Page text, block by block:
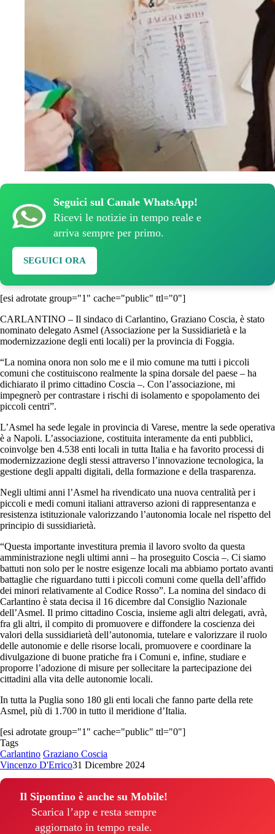
Seguici sul Canale WhatsApp!
Ricevi le notizie in tempo reale e
arriva sempre per primo.
SEGUICI ORA
[esi adrotate group="1" cache="public" ttl="0"]
CARLANTINO – Il sindaco di Carlantino, Graziano Coscia, è stato
nominato delegato Asmel (Associazione per la Sussidiarietà e la
modernizzazione degli enti locali) per la provincia di Foggia.
“La nomina onora non solo me e il mio comune ma tutti i piccoli
comuni che costituiscono realmente la spina dorsale del paese – ha
dichiarato il primo cittadino Coscia –. Con l’associazione, mi
impegnerò per contrastare i rischi di isolamento e spopolamento dei
piccoli centri”.
L’Asmel ha sede legale in provincia di Varese, mentre la sede operativa
è a Napoli. L’associazione, costituita interamente da enti pubblici,
coinvolge ben 4.538 enti locali in tutta Italia e ha favorito processi di
modernizzazione degli stessi attraverso l’innovazione tecnologica, la
gestione degli appalti digitali, della formazione e della trasparenza.
Negli ultimi anni l’Asmel ha rivendicato una nuova centralità per i
piccoli e medi comuni italiani attraverso azioni di rappresentanza e
resistenza istituzionale valorizzando l’autonomia locale nel rispetto del
principio di sussidiarietà.
“Questa importante investitura premia il lavoro svolto da questa
amministrazione negli ultimi anni – ha proseguito Coscia –. Ci siamo
battuti non solo per le nostre esigenze locali ma abbiamo portato avanti
battaglie che riguardano tutti i piccoli comuni come quella dell’affido
dei minori relativamente al Codice Rosso”. La nomina del sindaco di
Carlantino è stata decisa il 16 dicembre dal Consiglio Nazionale
dell’Asmel. Il primo cittadino Coscia, insieme agli altri delegati, avrà,
fra gli altri, il compito di promuovere e diffondere la coscienza dei
valori della sussidiarietà dell’autonomia, tutelare e valorizzare il ruolo
delle autonomie e delle risorse locali, promuovere e coordinare la
divulgazione di buone pratiche fra i Comuni e, infine, studiare e
proporre l’adozione di misure per sollecitare la partecipazione dei
cittadini alla vita delle autonomie locali.
In tutta la Puglia sono 180 gli enti locali che fanno parte della rete
Asmel, più di 1.700 in tutto il meridione d’Italia.
[esi adrotate group="1" cache="public" ttl="0"]
Tags
Carlantino Graziano Coscia
Vincenzo D'Errico31 Dicembre 2024
Il Sipontino è anche su Mobile!
Scarica l’app e resta sempre
aggiornato in tempo reale.